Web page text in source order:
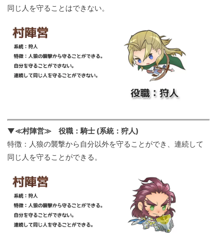
同じ人を守ることはできない。
▼≪村陣営≫ 役職：騎士 (系統：狩人)
特徴：人狼の襲撃から自分以外を守ることができ、連続して
同じ人を守ることができる。